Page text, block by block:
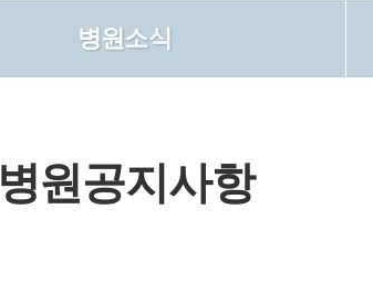
병원소식
병원공지사항